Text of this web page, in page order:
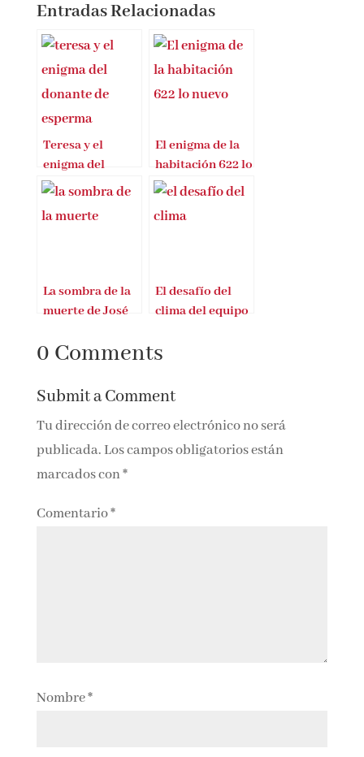
Entradas Relacionadas
Teresa y el
enigma del
donante de
El enigma de la
habitación 622 lo
nuevo de Joël
La sombra de la
muerte de José
El desafío del
clima del equipo
RTVE»
0 Comments
Submit a Comment
Tu dirección de correo electrónico no será
publicada.Los campos obligatorios están
marcados con*
Comentario*
Nombre*